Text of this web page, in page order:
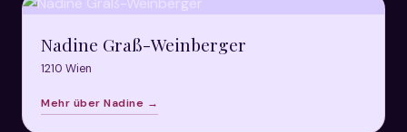
Nadine Graß-Weinberger
1210 Wien
Mehr über Nadine →